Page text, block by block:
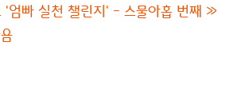
'엄빠 실천 챌린지' - 스물아홉 번째 »